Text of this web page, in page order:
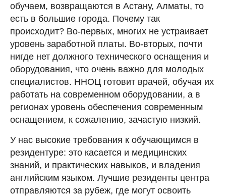
обучаем, возвращаются в Астану, Алматы, то
есть в большие города. Почему так
происходит? Во-первых, многих не устраивает
уровень заработной платы. Во-вторых, почти
нигде нет должного технического оснащения и
оборудования, что очень важно для молодых
специалистов. ННОЦ готовит врачей, обучая их
работать на современном оборудовании, а в
регионах уровень обеспечения современным
оснащением, к сожалению, зачастую низкий.
У нас высокие требования к обучающимся в
резидентуре: это касается и медицинских
знаний, и практических навыков, и владения
английским языком. Лучшие резиденты центра
отправляются за рубеж, где могут освоить